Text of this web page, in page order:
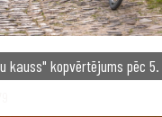
kauss" kopvērtējums pēc